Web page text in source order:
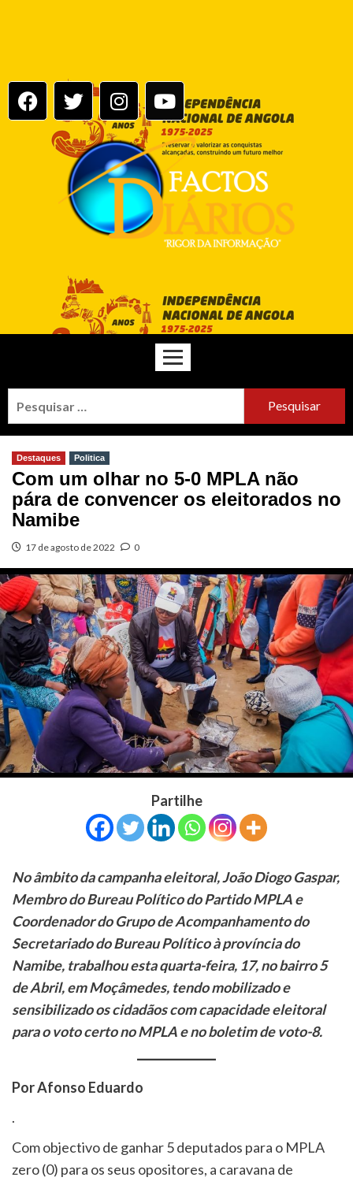
Destaques Politica
Com um olhar no 5-0 MPLA não
pára de convencer os eleitorados no
Namibe
17 de agosto de 2022 0
Partilhe
No âmbito da campanha eleitoral, João Diogo Gaspar,
Membro do Bureau Político do Partido MPLA e
Coordenador do Grupo de Acompanhamento do
Secretariado do Bureau Político à província do
Namibe, trabalhou esta quarta-feira, 17, no bairro 5
de Abril, em Moçâmedes, tendo mobilizado e
sensibilizado os cidadãos com capacidade eleitoral
para o voto certo no MPLA e no boletim de voto-8.
Por Afonso Eduardo
.
Com objectivo de ganhar 5 deputados para o MPLA
zero (0) para os seus opositores, a caravana de